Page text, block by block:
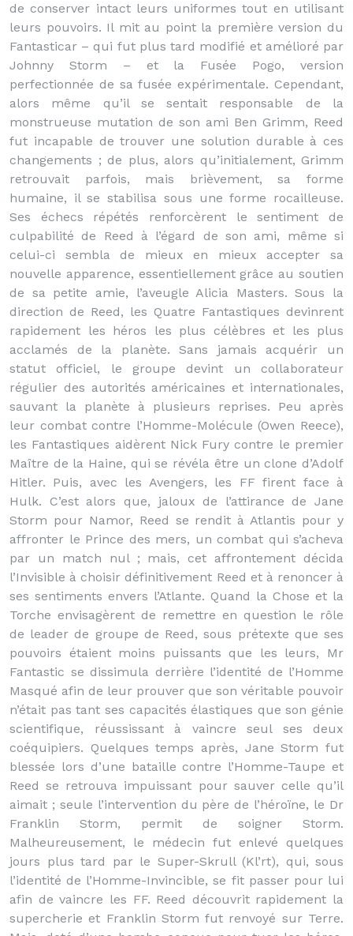
de conserver intact leurs uniformes tout en utilisant
leurs pouvoirs. Il mit au point la première version du
Fantasticar – qui fut plus tard modifié et amélioré par
Johnny Storm – et la Fusée Pogo, version
perfectionnée de sa fusée expérimentale. Cependant,
alors même qu’il se sentait responsable de la
monstrueuse mutation de son ami Ben Grimm, Reed
fut incapable de trouver une solution durable à ces
changements ; de plus, alors qu’initialement, Grimm
retrouvait parfois, mais brièvement, sa forme
humaine, il se stabilisa sous une forme rocailleuse.
Ses échecs répétés renforcèrent le sentiment de
culpabilité de Reed à l’égard de son ami, même si
celui-ci sembla de mieux en mieux accepter sa
nouvelle apparence, essentiellement grâce au soutien
de sa petite amie, l’aveugle Alicia Masters. Sous la
direction de Reed, les Quatre Fantastiques devinrent
rapidement les héros les plus célèbres et les plus
acclamés de la planète. Sans jamais acquérir un
statut officiel, le groupe devint un collaborateur
régulier des autorités américaines et internationales,
sauvant la planète à plusieurs reprises. Peu après
leur combat contre l’Homme-Molécule (Owen Reece),
les Fantastiques aidèrent Nick Fury contre le premier
Maître de la Haine, qui se révéla être un clone d’Adolf
Hitler. Puis, avec les Avengers, les FF firent face à
Hulk. C’est alors que, jaloux de l’attirance de Jane
Storm pour Namor, Reed se rendit à Atlantis pour y
affronter le Prince des mers, un combat qui s’acheva
par un match nul ; mais, cet affrontement décida
l’Invisible à choisir définitivement Reed et à renoncer à
ses sentiments envers l’Atlante. Quand la Chose et la
Torche envisagèrent de remettre en question le rôle
de leader de groupe de Reed, sous prétexte que ses
pouvoirs étaient moins puissants que les leurs, Mr
Fantastic se dissimula derrière l’identité de l’Homme
Masqué afin de leur prouver que son véritable pouvoir
n’était pas tant ses capacités élastiques que son génie
scientifique, réussissant à vaincre seul ses deux
coéquipiers. Quelques temps après, Jane Storm fut
blessée lors d’une bataille contre l’Homme-Taupe et
Reed se retrouva impuissant pour sauver celle qu’il
aimait ; seule l’intervention du père de l’héroïne, le Dr
Franklin Storm, permit de soigner Storm.
Malheureusement, le médecin fut enlevé quelques
jours plus tard par le Super-Skrull (Kl’rt), qui, sous
l’identité de l’Homme-Invincible, se fit passer pour lui
afin de vaincre les FF. Reed découvrit rapidement la
supercherie et Franklin Storm fut renvoyé sur Terre.